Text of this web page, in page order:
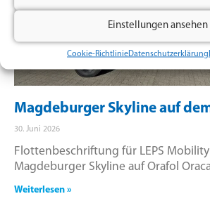
Einstellungen ansehen
Cookie-RichtlinieDatenschutzerklärung
Magdeburger Skyline auf
30. Juni 2026
Flottenbeschriftung für LEPS
Magdeburger Skyline auf Orafol
Weiterlesen »